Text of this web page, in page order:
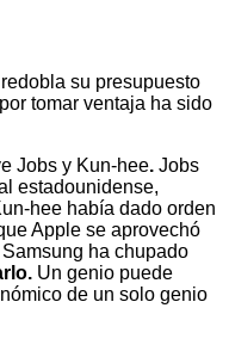
su presupuesto
tomar ventaja ha sido
Jobs y Kun-hee. Jobs
estadounidense,
hee había dado orden
Apple se aprovechó
ha chupado
Un genio puede
de un solo genio